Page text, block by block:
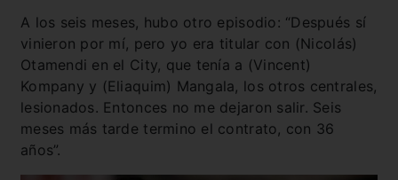
A los seis meses, hubo otro episodio: “Después sí
vinieron por mí, pero yo era titular con (Nicolás)
Otamendi en el City, que tenía a (Vincent)
Kompany y (Eliaquim) Mangala, los otros centrales,
lesionados. Entonces no me dejaron salir. Seis
meses más tarde termino el contrato, con 36
años”.